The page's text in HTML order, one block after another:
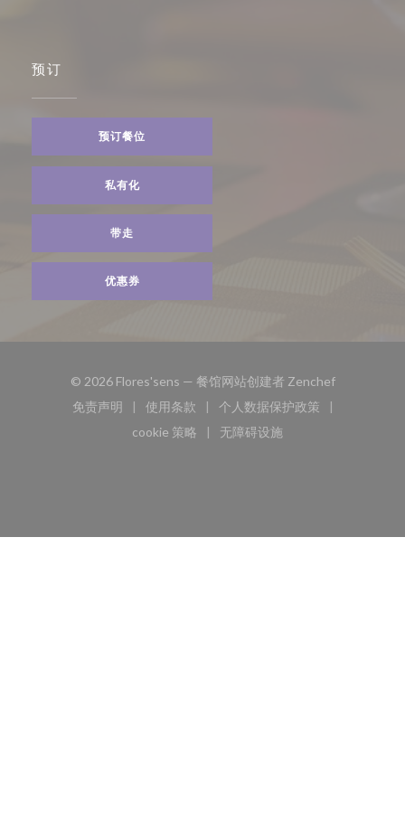
预订
预订餐位
私有化
带走
优惠券
© 2026 Flores'sens — 餐馆网站创建者 Zenchef((在新窗口
免责声明
((在新窗口中打开))
使用条款
((在新窗口中打开))
个人数据保护政策
((在新窗口中打开))
cookie 策略
((在新窗口中打开))
无障碍设施
((在新窗口中打开))